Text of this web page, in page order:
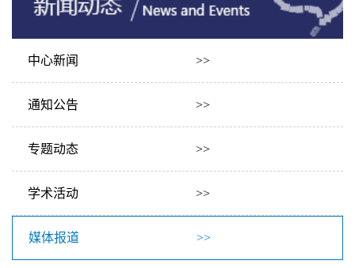
中心新闻 >>
通知公告 >>
专题动态 >>
学术活动 >>
媒体报道 >>